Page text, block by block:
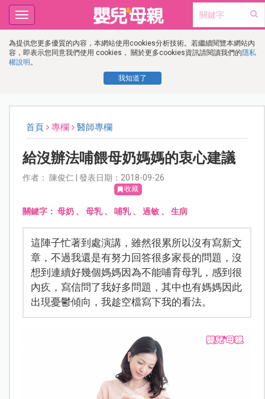
為提供您更多優質的內容，本網站使用cookies分析技術。若繼續閱覽本網站內
容，即表示您同意我們使用 cookies， 關於更多cookies資訊請閱讀我們的隱私
權說明 。
我知道了
Toggle
navigation
首頁 專欄 醫師專欄
給沒辦法哺餵母奶媽媽的衷心建議
作者： 陳俊仁 | 發表日期：2018-09-26
收藏
關鍵字： 母奶、 母乳、 哺乳、 過敏、 生病
這陣子忙著到處演講，雖然很累所以沒有寫新文
章，不過我還是有努力回答很多家長的問題，沒
想到連續好幾個媽媽因為不能哺育母乳，感到很
內疚，寫信問了我好多問題，其中也有媽媽因此
出現憂鬱傾向，我趁空檔寫下我的看法。